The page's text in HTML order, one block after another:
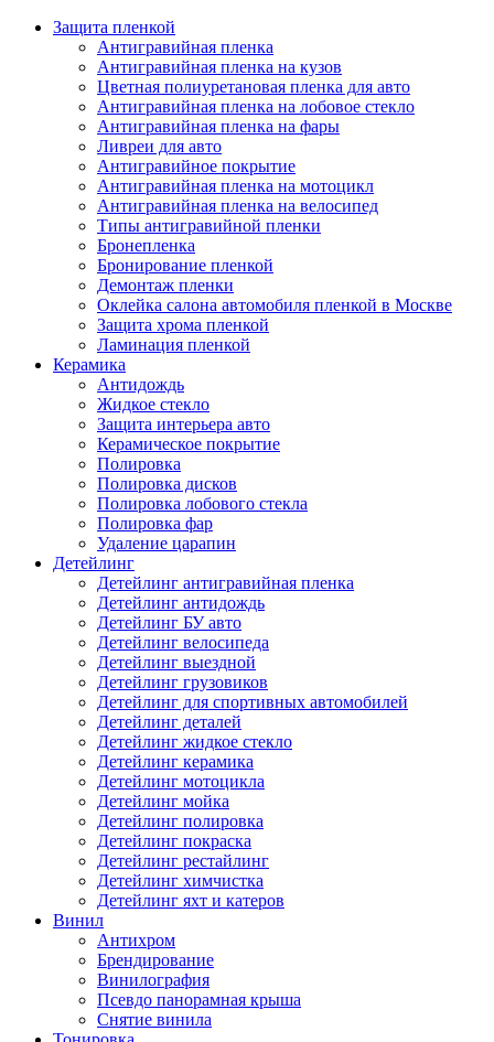
Защита пленкой
Антигравийная пленка
Антигравийная пленка на кузов
Цветная полиуретановая пленка для авто
Антигравийная пленка на лобовое стекло
Антигравийная пленка на фары
Ливреи для авто
Антигравийное покрытие
Антигравийная пленка на мотоцикл
Антигравийная пленка на велосипед
Типы антигравийной пленки
Бронепленка
Бронирование пленкой
Демонтаж пленки
Оклейка салона автомобиля пленкой в Москве
Защита хрома пленкой
Ламинация пленкой
Керамика
Антидождь
Жидкое стекло
Защита интерьера авто
Керамическое покрытие
Полировка
Полировка дисков
Полировка лобового стекла
Полировка фар
Удаление царапин
Детейлинг
Детейлинг антигравийная пленка
Детейлинг антидождь
Детейлинг БУ авто
Детейлинг велосипеда
Детейлинг выездной
Детейлинг грузовиков
Детейлинг для спортивных автомобилей
Детейлинг деталей
Детейлинг жидкое стекло
Детейлинг керамика
Детейлинг мотоцикла
Детейлинг мойка
Детейлинг полировка
Детейлинг покраска
Детейлинг рестайлинг
Детейлинг химчистка
Детейлинг яхт и катеров
Винил
Антихром
Брендирование
Винилография
Псевдо панорамная крыша
Снятие винила